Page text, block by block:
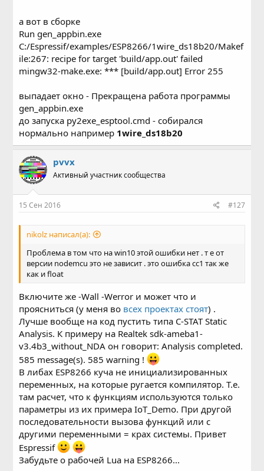
а вот в сборке
Run gen_appbin.exe
C:/Espressif/examples/ESP8266/1wire_ds18b20/Makef
ile:267: recipe for target 'build/app.out' failed
mingw32-make.exe: *** [build/app.out] Error 255
выпадает окно - Прекращена работа программы
gen_appbin.exe
до запуска py2exe_esptool.cmd - собирался
нормально например 1wire_ds18b20
pvvx
Активный участник сообщества
15 Сен 2016 #127
nikolz написал(а):
Проблема в том что на win10 этой ошибки нет . т е от
версии nodemcu это не зависит . это ошибка сс1 так же
как и float
Включите же -Wall -Werror и может что и
проясниться (у меня во всех проектах стоят) .
Лучше вообще на код пустить типа C-STAT Static
Analysis. К примеру на Realtek sdk-ameba1-
v3.4b3_without_NDA он говорит: Analysis completed.
585 message(s). 585 warning !
В либах ESP8266 куча не инициализированных
переменных, на которые ругается компилятор. Т.е.
там расчет, что к функциям используются только
параметры из их примера IoT_Demo. При другой
последовательности вызова функций или с
другими переменными = крах системы. Привет
Espressif
Забудьте о рабочей Lua на ESP8266...